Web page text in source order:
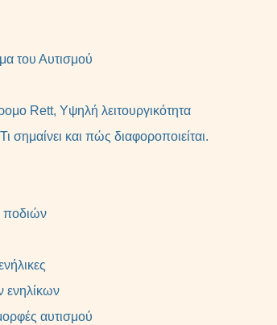
του Αυτισμού
Rett, Υψηλή λειτουργικότητα
σημαίνει και πώς διαφοροποιείται.
ποδιών
ενηλίκων
αυτισμού